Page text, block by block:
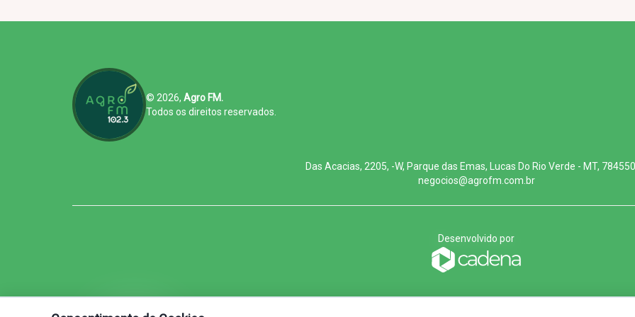
© 2026, Agro FM.
Todos os direitos reservados.
Das Acacias, 2205, -W, Parque das Emas, Lucas Do Rio Verde - MT,
negocios@agrofm.com.br
Desenvolvido por